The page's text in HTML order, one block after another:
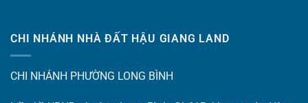
CHI NHÁNH NHÀ ĐẤT HẬU GIANG LAND
CHI NHÁNH PHƯỜNG LONG BÌNH